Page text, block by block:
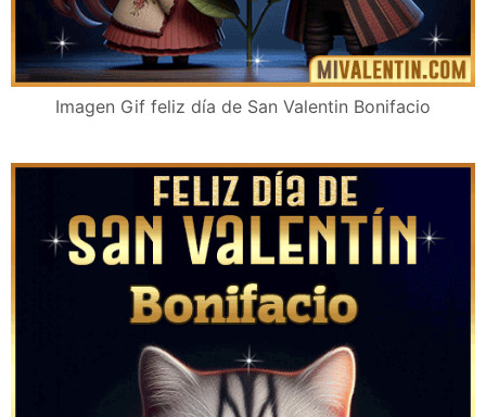
Imagen Gif feliz día de San Valentin Bonifacio